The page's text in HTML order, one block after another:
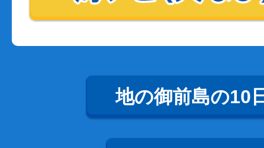
地の御前島の10